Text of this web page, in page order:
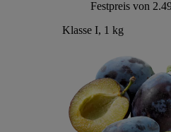
Festpreis von
Klasse I, 1 kg